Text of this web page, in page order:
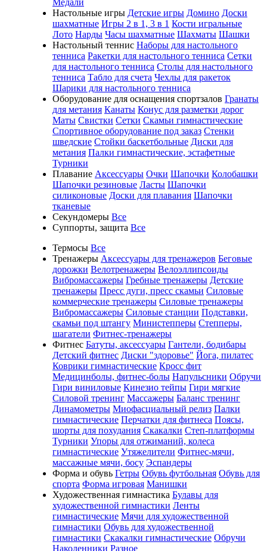
Медали
Настольные игры Детские игры Домино Доски
шахматные Игры 2 в 1, 3 в 1 Кости игральные
Лото Нарды Часы шахматные Шахматы Шашки
Настольный теннис Наборы для настольного
тенниса Ракетки для настольного тенниса Сетки
для настольного тенниса Столы для настольного
тенниса Табло для счета Чехлы для ракеток
Шарики для настольного тенниса
Оборудование для оснащения спортзалов Гранаты
для метания Канаты Конус для разметки дорог
Маты Свистки Сетки Скамьи гимнастические
Спортивное оборудование под заказ Стенки
шведские Стойки баскетбольные Диски для
метания Палки гимнастические, эстафетные
Турники
Плавание Аксессуары Очки Шапочки Колобашки
Шапочки резиновые Ласты Шапочки
силиконовые Доски для плавания Шапочки
тканевые
Секундомеры Все
Суппорты, защита Все
Термосы Все
Тренажеры Аксессуары для тренажеров Беговые
дорожки Велотренажеры Велоэллипсоиды
Вибромассажеры Гребные тренажеры Детские
тренажеры Пресс дуги, пресс скамьи Силовые
коммерческие тренажеры Силовые тренажеры
Вибромассажеры Силовые станции Подставки,
скамьи под штангу Министепперы Степперы,
шагатели Фитнес-тренажеры
Фитнес Батуты, аксессуары Гантели, бодибары
Детский фитнес Диски "здоровье" Йога, пилатес
Коврики гимнастические Кросс фит
Медицинболы, фитнес-болы Напульсники Обручи
Гири виниловые Кинезио тейпы Гири мягкие
Силовой тренинг Массажеры Баланс тренинг
Динамометры Миофасциальный релиз Палки
гимнастические Перчатки для фитнеса Поясы,
шорты для похудания Скакалки Степ-платформы
Турники Упоры для отжиманий, колеса
гимнастические Утяжелители Фитнес-мячи,
массажные мячи, босу Эспандеры
Форма и обувь Гетры Обувь футбольная Обувь для
спорта Форма игровая Манишки
Художественная гимнастика Булавы для
художественной гимнастики Ленты
гимнастические Мячи для художественной
гимнастики Обувь для художественной
гимнастики Скакалки гимнастические Обручи
Наколенники Разное